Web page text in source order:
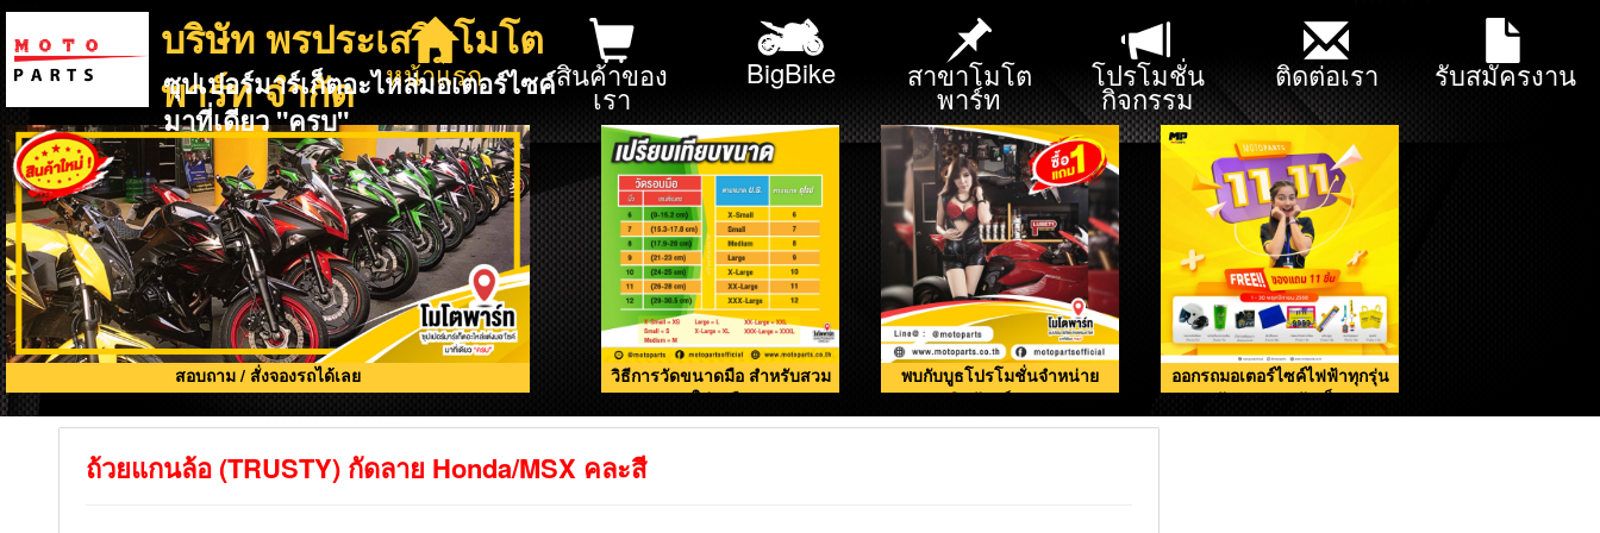
บริษัท พรประเสริฐโมโต
พาร์ท จำกัด
ซุปเปอร์มาร์เก็ตอะไหล่มอเตอร์ไซค์
มาที่เดียว "ครบ"
หน้าแรก สินค้าของ
เรา
BigBike สาขาโมโต
พาร์ท
โปรโมชั่น
กิจกรรม
ติดต่อเรา รับสมัครงาน
สอบถาม / สั่งจองรถได้เลย
วิธีการวัดขนาดมือ สำหรับสวม
ใส่ถุงมือ
พบกับบูธโปรโมชั่นจำหน่าย
ผลิตภัณฑ์ดูแลรถ
ออกรถมอเตอร์ไซค์ไฟฟ้าทุกรุ่น
รับของแถมจัดเต็ม
ถ้วยแกนล้อ (TRUSTY) กัดลาย Honda/MSX คละสี